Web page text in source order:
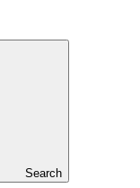
Search